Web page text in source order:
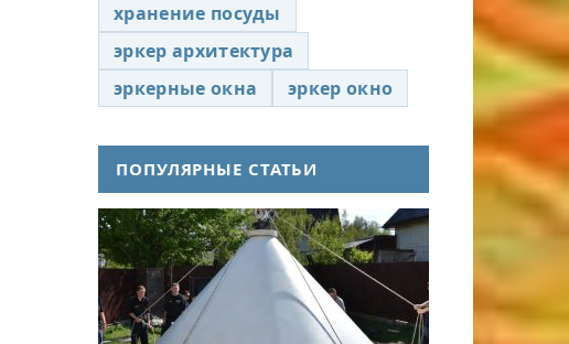
хранение посуды
эркер архитектура
эркерные окна
эркер окно
ПОПУЛЯРНЫЕ СТАТЬИ